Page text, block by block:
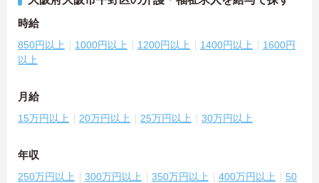
時給
850円以上 1000円以上 1200円以上 1400円以上
1600円
以上
月給
15万円以上 20万円以上 25万円以上 30万円以上
年収
250万円以上 300万円以上 350万円以上 400万円以上
50